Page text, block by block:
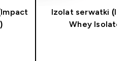
Izolat serwatki
Whey Isolate)